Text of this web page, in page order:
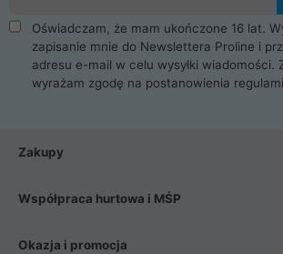
Oświadczam, że mam ukończone 16 lat.
zapisanie mnie do Newslettera Proline i
adresu e-mail w celu wysyłki wiadomości.
wyrażam zgodę na postanowienia
Zakupy
Współpraca hurtowa i MŚP
Okazja i promocja